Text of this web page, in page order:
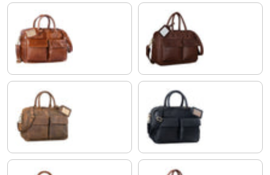
cognac - glänzend schokoladen - braun
colorado - braun schwarz